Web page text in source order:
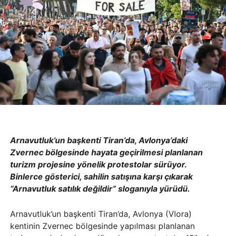
Arnavutluk’un başkenti Tiran’da, Avlonya’daki
Zvernec bölgesinde hayata geçirilmesi planlanan
turizm projesine yönelik protestolar sürüyor.
Binlerce gösterici, sahilin satışına karşı çıkarak
“Arnavutluk satılık değildir” sloganıyla yürüdü.
Arnavutluk’un başkenti Tiran’da, Avlonya (Vlora)
kentinin Zvernec bölgesinde yapılması planlanan